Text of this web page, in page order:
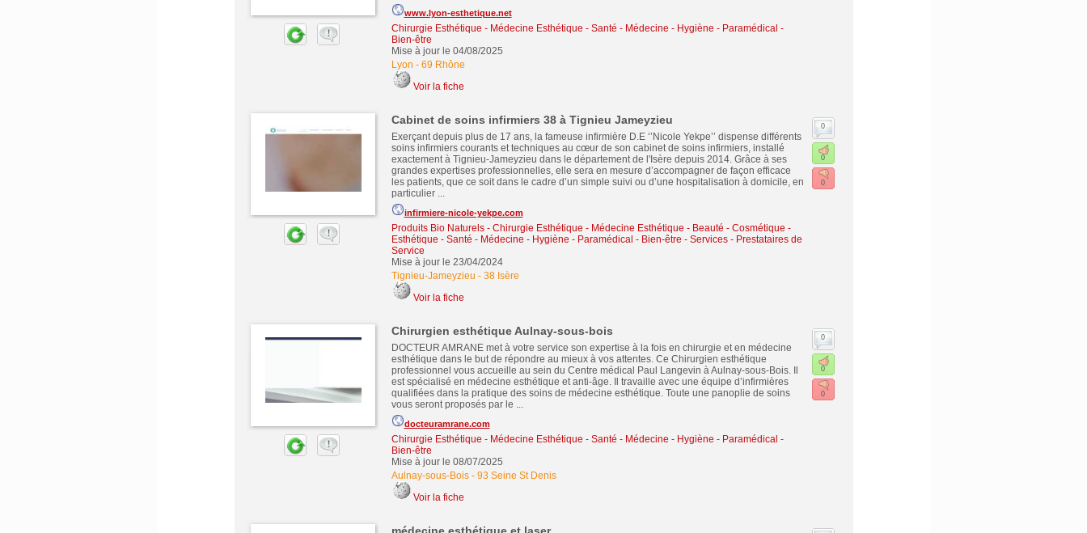
www.lyon-esthetique.net
Chirurgie Esthétique - Médecine Esthétique - Santé - Médecine - Hygiène - Paramédical -
Bien-être
Mise à jour le 04/08/2025
Lyon - 69 Rhône
Voir la fiche
Cabinet de soins infirmiers 38 à Tignieu Jameyzieu
Exerçant depuis plus de 17 ans, la fameuse infirmière D.E ‘’Nicole Yekpe’’ dispense différents
soins infirmiers courants et techniques au cœur de son cabinet de soins infirmiers, installé
exactement à Tignieu-Jameyzieu dans le département de l'Isère depuis 2014. Grâce à ses
grandes expertises professionnelles, elle sera en mesure d’accompagner de façon efficace
les patients, que ce soit dans le cadre d’un simple suivi ou d’une hospitalisation à domicile, en
particulier ...
infirmiere-nicole-yekpe.com
Produits Bio Naturels- Chirurgie Esthétique - Médecine Esthétique - Beauté - Cosmétique -
Esthétique - Santé - Médecine - Hygiène - Paramédical - Bien-être - Services - Prestataires de
Service
Mise à jour le 23/04/2024
Tignieu-Jameyzieu - 38 Isère
Voir la fiche
0
0
0
Chirurgien esthétique Aulnay-sous-bois
DOCTEUR AMRANE met à votre service son expertise à la fois en chirurgie et en médecine
esthétique dans le but de répondre au mieux à vos attentes. Ce Chirurgien esthétique
professionnel vous accueille au sein du Centre médical Paul Langevin à Aulnay-sous-Bois. Il
est spécialisé en médecine esthétique et anti-âge. Il travaille avec une équipe d’infirmières
qualifiées dans la pratique des soins de médecine esthétique. Toute une panoplie de soins
vous seront proposés par le ...
docteuramrane.com
Chirurgie Esthétique - Médecine Esthétique - Santé - Médecine - Hygiène - Paramédical -
Bien-être
Mise à jour le 08/07/2025
Aulnay-sous-Bois- 93 Seine St Denis
Voir la fiche
0
0
0